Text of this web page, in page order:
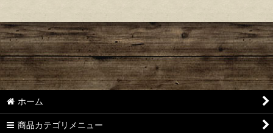
ホーム
商品カテゴリメニュー